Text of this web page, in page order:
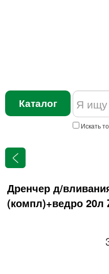
Каталог
Искать
Дренчер д/
(компл)+ведро 20л